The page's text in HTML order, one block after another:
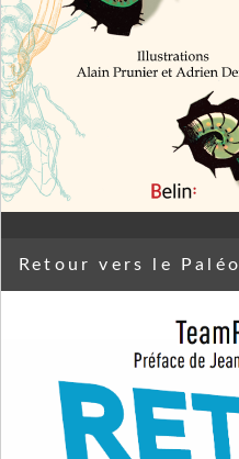
Retour vers le Paléo